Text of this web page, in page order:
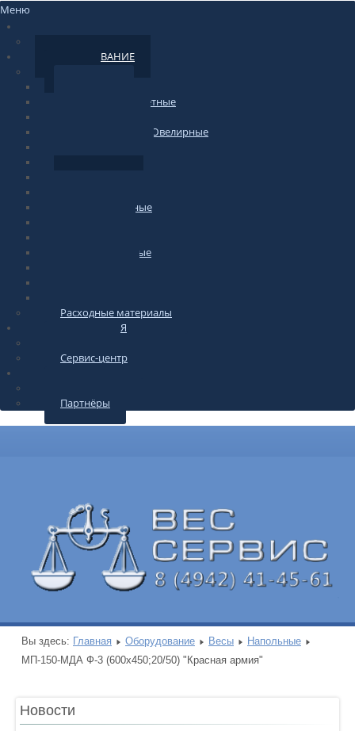
Меню
ОБОРУДОВАНИЕ
фасовочные-счетные
Лабораторные/Ювелирные
Платформенные
Автомобильные
Расходные материалы
ИНФОРМАЦИЯ
Сервис-центр
Партнёры
Вы здесь: Главная Оборудование Весы
Напольные
МП-150-МДА Ф-3 (600х450;20/50) "Красная армия"
Новости